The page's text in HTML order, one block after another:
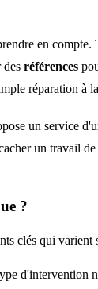
en compte.
des références
réparation à
un service
un travail
?
clés qui varient
d'intervention